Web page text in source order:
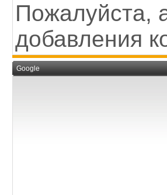
Пожалуйста,
добавления
Google